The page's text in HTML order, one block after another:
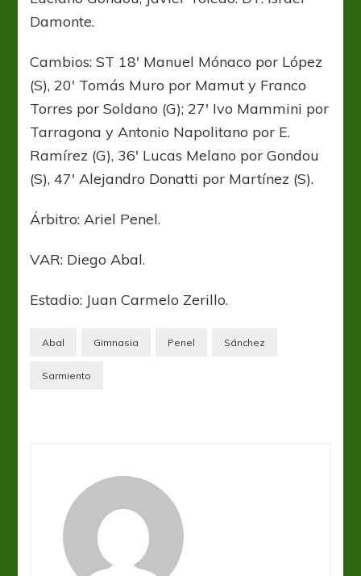
Damonte.
Cambios: ST 18′ Manuel Mónaco por López
(S), 20′ Tomás Muro por Mamut y Franco
Torres por Soldano (G); 27′ Ivo Mammini por
Tarragona y Antonio Napolitano por E.
Ramírez (G), 36′ Lucas Melano por Gondou
(S), 47′ Alejandro Donatti por Martínez (S).
Árbitro: Ariel Penel.
VAR: Diego Abal.
Estadio: Juan Carmelo Zerillo.
Abal Gimnasia Penel Sánchez
Sarmiento